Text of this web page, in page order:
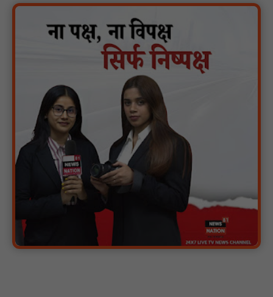
पारस पोर्टल से होगी योजनाओं की नियमित समीक्षा, मुख्यमंत्री विष्णुदेव साय ने
दिए समयबद्ध क्रियान्वयन के निर्देश : NN81
सोलर हाई मास्ट से रोशन हो रहे वनांचल के गांव, नियद नेल्लानार ग्रामों में बढ़ी
सुरक्षा और सुविधा : NN81
सरस्वती साइकिल योजना के तहत 18 छात्राओं को साइकिल वितरण, 'एक पेड़
माँ के नाम' अभियान में हुआ वृक्षारोपण : NN81
रेजिडेंट डॉक्टरों का शांतिपूर्ण आंदोलन जारी, सभी रेजिडेंट्स का लंबित वेतन
जारी होने तक संघर्ष रहेगा : NN81
टिमरनी नगर व आसपास के ग्रामीण क्षेत्रों के स्कूल वाहन चालकों ने
तहसीलदार को सौंपा ज्ञापन, आज हड़ताल पर रहे सभी वाहन चालक : NN81
मस्तूरी जनपद पंचायत में 131 सरपंचों का प्रशिक्षण संपन्न, वीबी-जी राम-जी
अभियान के बदलावों और तकनीकी प्रबंधन की दी गई विस्तृत जानकारी :